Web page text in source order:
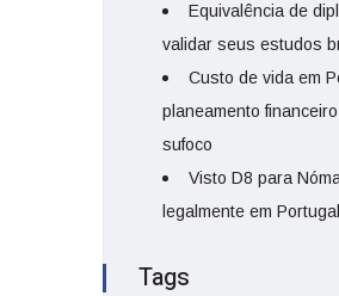
Equivalência de
validar seus estudos
Custo de vida em
planeamento
sufoco
Visto D8 para
legalmente em
Tags